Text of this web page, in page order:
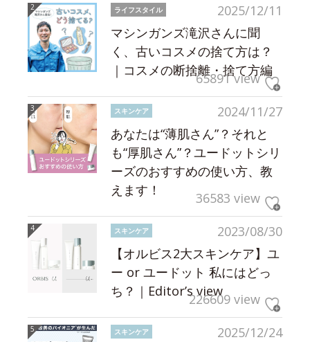
2025/12/11
ライフスタイル
マシンガンズ滝沢さんに聞
く、古いコスメの捨て方は？
｜コスメの断捨離・捨て方編
65891 view
2024/11/27
スキンケア
あなたは“薄肌さん”？それと
も“厚肌さん”？ユードットシリ
ーズのおすすめの使い方、教
えます！
36583 view
2023/08/30
スキンケア
【オルビス2大スキンケア】ユ
ー or ユードット 私にはどっ
ち？｜Editor’s view226609 view
2025/12/24
スキンケア